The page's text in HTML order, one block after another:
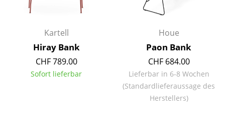
Bücherregale
Sideboards & Kommoden
TV Möbel
Kartell
Hiray Bank
CHF 789.00
Sofort lieferbar
Houe
Paon Bank
CHF 684.00
Lieferbar in 6-8 Wochen
(Standardlieferaussage des
Herstellers)